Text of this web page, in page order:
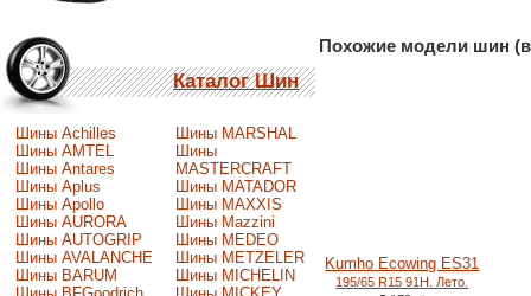
Каталог Шин
Шины Achilles
Шины AMTEL
Шины Antares
Шины Aplus
Шины Apollo
Шины AURORA
Шины AUTOGRIP
Шины AVALANCHE
Шины BARUM
Шины MARSHAL
Шины
MASTERCRAFT
Шины MATADOR
Шины MAXXIS
Шины Mazzini
Шины MEDEO
Шины METZELER
Шины MICHELIN
Похожие модели шин
Kumho Ecowing ES31
195/65 R15 91H. Лето.